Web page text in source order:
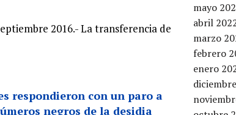
2016.- La transferencia de
respondieron con un paro a
negros de la desidia
mayo
abril
marzo
febrero
enero